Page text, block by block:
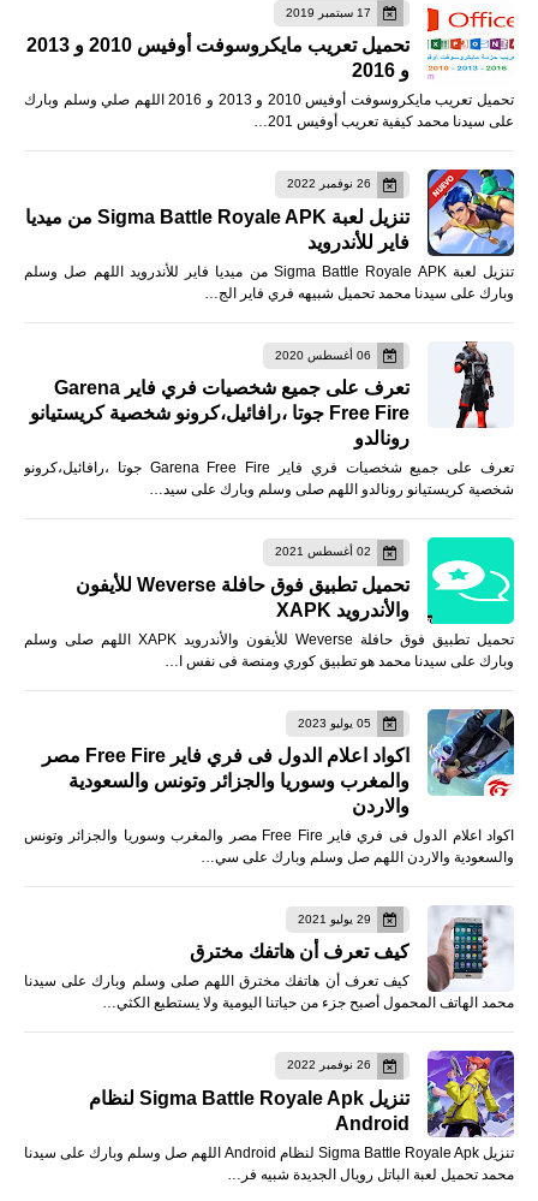
17 سبتمبر 2019
تحميل تعريب مايكروسوفت أوفيس 2010 و 2013
و 2016
تحميل تعريب مايكروسوفت أوفيس 2010 و 2013 و 2016 اللهم صلي وسلم وبارك
على سيدنا محمد كيفية تعريب أوفيس 201…
26 نوفمبر 2022
تنزيل لعبة Sigma Battle Royale APK من ميديا
فاير للأندرويد
تنزيل لعبة Sigma Battle Royale APK من ميديا فاير للأندرويد اللهم صل وسلم
وبارك على سيدنا محمد تحميل شبيهه فري فاير الج…
06 أغسطس 2020
تعرف على جميع شخصيات فري فاير Garena
Free Fire جوتا ،رافائيل،كرونو شخصية كريستيانو
رونالدو
تعرف على جميع شخصيات فري فاير Garena Free Fire جوتا ،رافائيل،كرونو
شخصية كريستيانو رونالدو اللهم صلى وسلم وبارك على سيد…
02 أغسطس 2021
تحميل تطبيق فوق حافلة Weverse للأيفون
والأندرويد XAPK
تحميل تطبيق فوق حافلة Weverse للأيفون والأندرويد XAPK اللهم صلى وسلم
وبارك على سيدنا محمد هو تطبيق كوري ومنصة فى نفس ا…
05 يوليو 2023
اكواد اعلام الدول فى فري فاير Free Fire مصر
والمغرب وسوريا والجزائر وتونس والسعودية
والاردن
اكواد اعلام الدول فى فري فاير Free Fire مصر والمغرب وسوريا والجزائر وتونس
والسعودية والاردن اللهم صل وسلم وبارك على سي…
29 يوليو 2021
كيف تعرف أن هاتفك مخترق
كيف تعرف أن هاتفك مخترق اللهم صلى وسلم وبارك على سيدنا
محمد الهاتف المحمول أصبح جزء من حياتنا اليومية ولا يستطيع الكثي…
26 نوفمبر 2022
تنزيل Sigma Battle Royale Apk لنظام
Android
تنزيل Sigma Battle Royale Apk لنظام Android اللهم صل وسلم وبارك على سيدنا
محمد تحميل لعبة الباتل رويال الجديدة شبيه فر…